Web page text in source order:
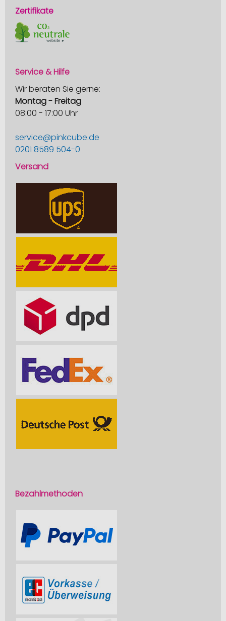
Zertifikate
Service & Hilfe
Wir beraten Sie gerne:
Montag - Freitag
08:00 - 17:00 Uhr
service@pinkcube.de
0201 8589 504-0
Versand
Bezahlmethoden